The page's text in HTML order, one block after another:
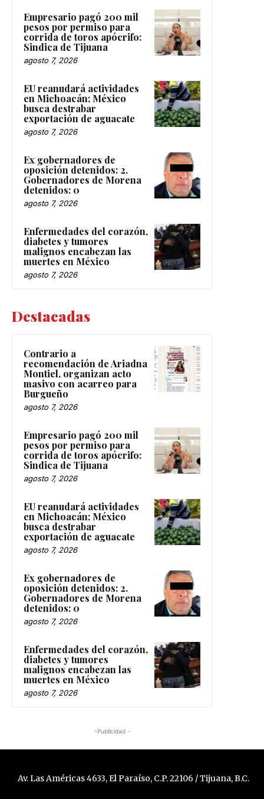
Empresario pagó 200 mil
pesos por permiso para
corrida de toros apócrifo:
Sindica de Tijuana
agosto 7, 2026
EU reanudará actividades
en Michoacán; México
busca destrabar
exportación de aguacate
agosto 7, 2026
Ex gobernadores de
oposición detenidos: 2.
Gobernadores de Morena
detenidos: 0
agosto 7, 2026
Enfermedades del corazón,
diabetes y tumores
malignos encabezan las
muertes en México
agosto 7, 2026
Destacadas
Contrario a
recomendación de Ariadna
Montiel, organizan acto
masivo con acarreo para
Burgueño
agosto 7, 2026
Empresario pagó 200 mil
pesos por permiso para
corrida de toros apócrifo:
Sindica de Tijuana
agosto 7, 2026
EU reanudará actividades
en Michoacán; México
busca destrabar
exportación de aguacate
agosto 7, 2026
Ex gobernadores de
oposición detenidos: 2.
Gobernadores de Morena
detenidos: 0
agosto 7, 2026
Enfermedades del corazón,
diabetes y tumores
malignos encabezan las
muertes en México
agosto 7, 2026
-Publicidad -
Av. Las Américas 4633, El Paraíso, C.P. 22106 / Tijuana, B.C.